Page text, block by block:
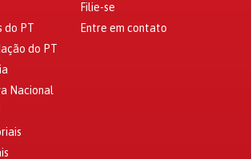
do PT
do PT
Nacional
Filie-se
Entre em contato